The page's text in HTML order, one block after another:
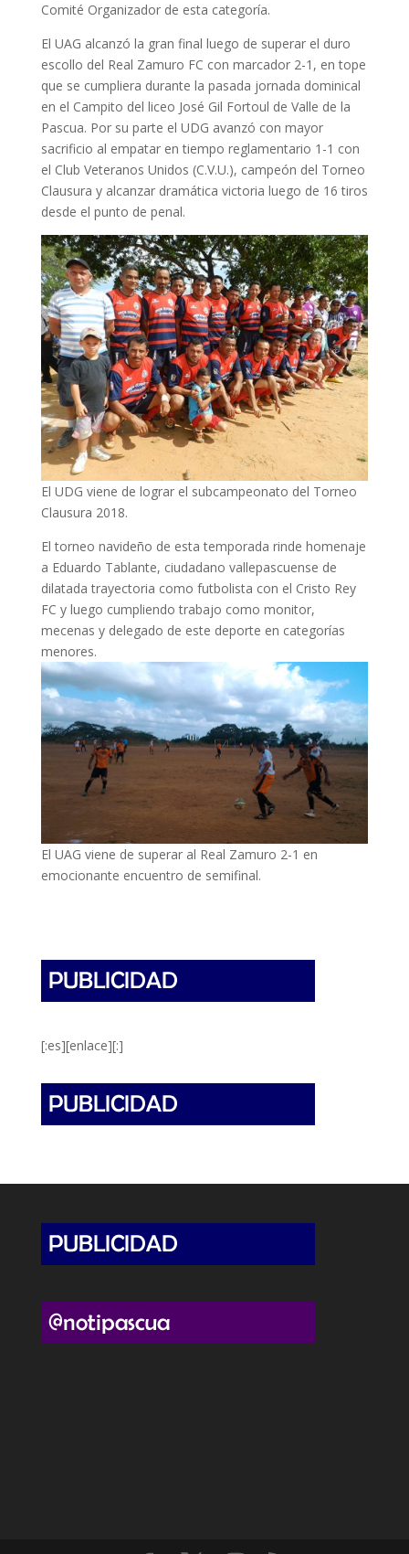
Comité Organizador de esta categoría.
El UAG alcanzó la gran final luego de superar el duro
escollo del Real Zamuro FC con marcador 2-1, en tope
que se cumpliera durante la pasada jornada dominical
en el Campito del liceo José Gil Fortoul de Valle de la
Pascua. Por su parte el UDG avanzó con mayor
sacrificio al empatar en tiempo reglamentario 1-1 con
el Club Veteranos Unidos (C.V.U.), campeón del Torneo
Clausura y alcanzar dramática victoria luego de 16 tiros
desde el punto de penal.
El UDG viene de lograr el subcampeonato del Torneo
Clausura 2018.
El torneo navideño de esta temporada rinde homenaje
a Eduardo Tablante, ciudadano vallepascuense de
dilatada trayectoria como futbolista con el Cristo Rey
FC y luego cumpliendo trabajo como monitor,
mecenas y delegado de este deporte en categorías
menores.
El UAG viene de superar al Real Zamuro 2-1 en
emocionante encuentro de semifinal.
[:es][enlace][:]